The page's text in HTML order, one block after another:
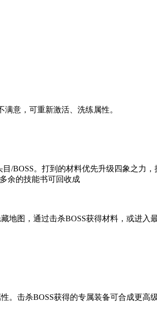
意，可重新激活、洗练属性。
/BOSS。打到的材料优先升级四象之力
余的技能书可回收成
地图，通过击杀BOSS获得材料，或进入
。击杀BOSS获得的专属装备可合成更